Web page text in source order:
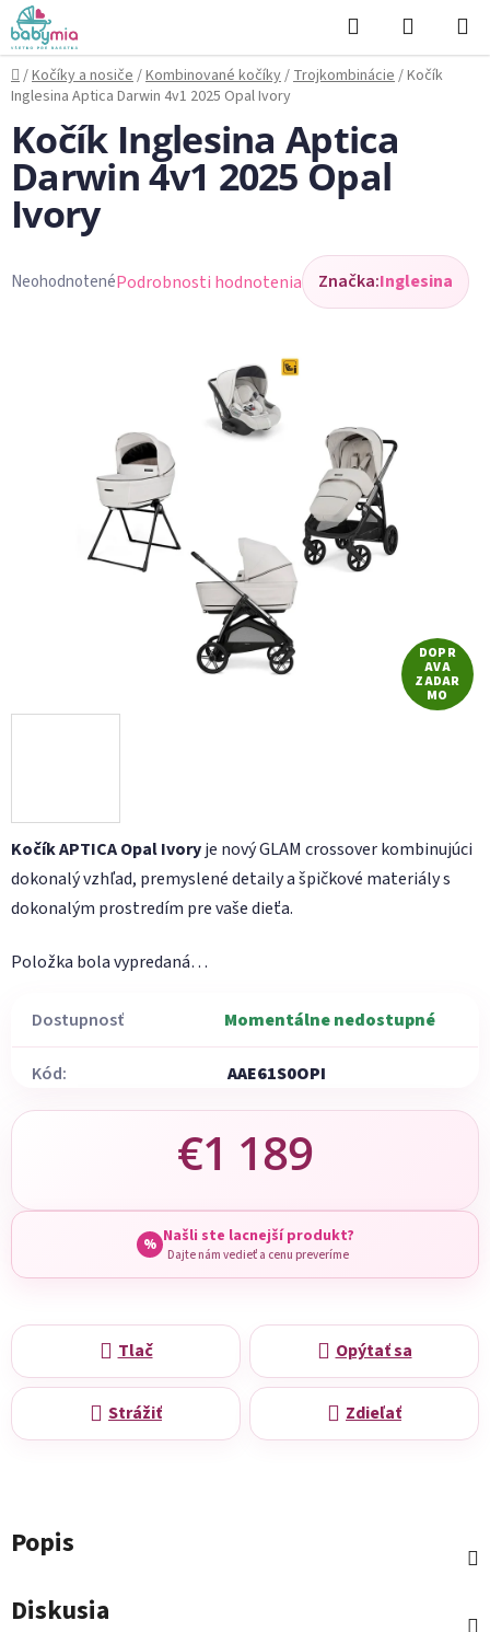
Prejsť
na
obsah
Hľadať
KOŠÍK
Domov
/Kočíky a nosiče/Kombinované kočíky/Trojkombinácie/Kočík
Inglesina Aptica Darwin 4v1 2025 Opal Ivory
Kočík APTICA Opal Ivoryje nový GLAM crossover kombinujúci
dokonalý vzhľad, premyslené detaily a špičkové materiály s
dokonalým prostredím pre vaše dieťa.
Položka bola vypredaná…
Dostupnosť Momentálne nedostupné
Kód: AAE61S0OPI
€1 189
% Našli ste lacnejší produkt?
Dajte nám vedieť a cenu preveríme
Tlač Opýtať sa
Strážiť Zdieľať
Kočík Inglesina Aptica
Darwin 4v1 2025 Opal
Ivory
Priemerné
NeohodnotenéPodrobnosti hodnotenia Značka:Inglesina
DOPR
AVA
ZADAR
MO
Popis
Diskusia